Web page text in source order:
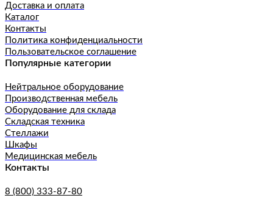
Доставка и оплата
Каталог
Контакты
Политика конфиденциальности
Пользовательское соглашение
Популярные категории
Нейтральное оборудование
Производственная мебель
Оборудование для склада
Складская техника
Стеллажи
Шкафы
Медицинская мебель
Контакты
8 (800) 333-87-80